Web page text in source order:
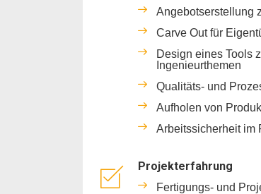
Angebotserstellung
Carve Out für
Design eines Tools
Ingenieurthemen
Qualitäts- und
Aufholen von
Arbeitssicherheit im
Projekterfahrung
Fertigungs- und